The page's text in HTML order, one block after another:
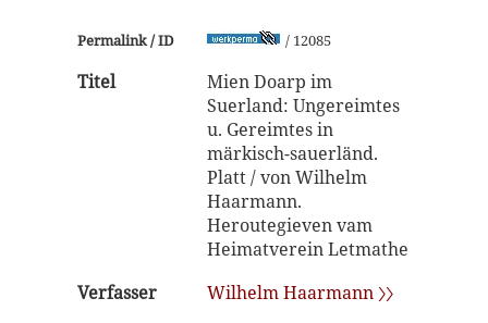
Permalink / ID / 12085
Titel
Mien Doarp im
Suerland: Ungereimtes
u. Gereimtes in
märkisch-sauerländ.
Platt / von Wilhelm
Haarmann.
Heroutegieven vam
Heimatverein Letmathe
Verfasser
Wilhelm Haarmann 〉〉